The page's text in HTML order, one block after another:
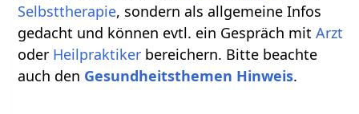
Selbsttherapie, sondern als allgemeine Infos
gedacht und können evtl. ein Gespräch mitArzt
oder Heilpraktiker bereichern. Bitte beachte
auch den Gesundheitsthemen Hinweis.